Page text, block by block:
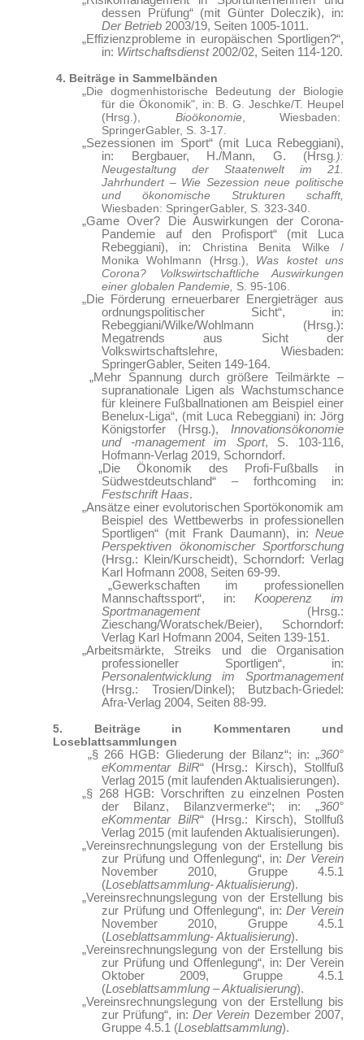
dessen Prüfung“ (mit Günter Doleczik), in:
Der Betrieb 2003/19, Seiten 1005-1011.
„Effizienzprobleme in europäischen Sportligen?“,
in: Wirtschaftsdienst2002/02, Seiten 114-120.
4. Beiträge in Sammelbänden
„Die dogmenhistorische Bedeutung der Biologie
für die Ökonomik", in: B. G. Jeschke/T. Heupel
(Hrsg.), Bioökonomie, Wiesbaden:
SpringerGabler, S. 3-17.
„Sezessionen im Sport“ (mit Luca Rebeggiani),
in: Bergbauer, H./Mann, G. (Hrsg .):
Neugestaltung der Staatenwelt im 21.
Jahrhundert – Wie Sezession neue politische
und ökonomische Strukturen schafft,
Wiesbaden: SpringerGabler, S. 323-340.
„Game Over? Die Auswirkungen der Corona-
Pandemie auf den Profisport“ (mit Luca
Rebeggiani), in: Christina Benita Wilke /
Monika Wohlmann (Hrsg.), Was kostet uns
Corona? Volkswirtschaftliche Auswirkungen
einer globalen Pandemie, S. 95-106.
„Die Förderung erneuerbarer Energieträger aus
ordnungspolitischer Sicht“, in:
Rebeggiani/Wilke/Wohlmann (Hrsg.):
Megatrends aus Sicht der
Volkswirtschaftslehre, Wiesbaden:
SpringerGabler, Seiten 149-164.
„Mehr Spannung durch größere Teilmärkte –
supranationale Ligen als Wachstumschance
für kleinere Fußballnationen am Beispiel einer
Benelux-Liga“, (mit Luca Rebeggiani) in: Jörg
Königstorfer (Hrsg.), Innovationsökonomie
und -management im Sport, S. 103-116,
Hofmann-Verlag 2019, Schorndorf.
„Die Ökonomik des Profi-Fußballs in
Südwestdeutschland“ – forthcoming in:
Festschrift Haas.
„Ansätze einer evolutorischen Sportökonomik am
Beispiel des Wettbewerbs in professionellen
Sportligen“ (mit Frank Daumann), in: Neue
Perspektiven ökonomischer Sportforschung
(Hrsg.: Klein/Kurscheidt), Schorndorf: Verlag
Karl Hofmann 2008, Seiten 69-99.
„Gewerkschaften im professionellen
Mannschaftssport“, in: Kooperenz im
Sportmanagement(Hrsg.:
Zieschang/Woratschek/Beier), Schorndorf:
Verlag Karl Hofmann 2004, Seiten 139-151.
„Arbeitsmärkte, Streiks und die Organisation
professioneller Sportligen“, in:
Personalentwicklung im Sportmanagement
(Hrsg.: Trosien/Dinkel); Butzbach-Griedel:
Afra-Verlag 2004, Seiten 88-99.
5. Beiträge in Kommentaren und
Loseblattsammlungen
„§ 266 HGB: Gliederung der Bilanz“; in: „360°
eKommentar BilR“ (Hrsg.: Kirsch), Stollfuß
Verlag 2015 (mit laufenden Aktualisierungen).
„§ 268 HGB: Vorschriften zu einzelnen Posten
der Bilanz, Bilanzvermerke“; in: „360°
eKommentar BilR“ (Hrsg.: Kirsch), Stollfuß
Verlag 2015 (mit laufenden Aktualisierungen).
„Vereinsrechnungslegung von der Erstellung bis
zur Prüfung und Offenlegung“, in:Der Verein
November 2010, Gruppe 4.5.1
(Loseblattsammlung- Aktualisierung).
„Vereinsrechnungslegung von der Erstellung bis
zur Prüfung und Offenlegung“, in:Der Verein
November 2010, Gruppe 4.5.1
(Loseblattsammlung- Aktualisierung).
„Vereinsrechnungslegung von der Erstellung bis
zur Prüfung und Offenlegung“, in: Der Verein
Oktober 2009, Gruppe 4.5.1
(Loseblattsammlung – Aktualisierung).
„Vereinsrechnungslegung von der Erstellung bis
zur Prüfung“, in: Der Verein Dezember 2007,
Gruppe 4.5.1 (Loseblattsammlung).